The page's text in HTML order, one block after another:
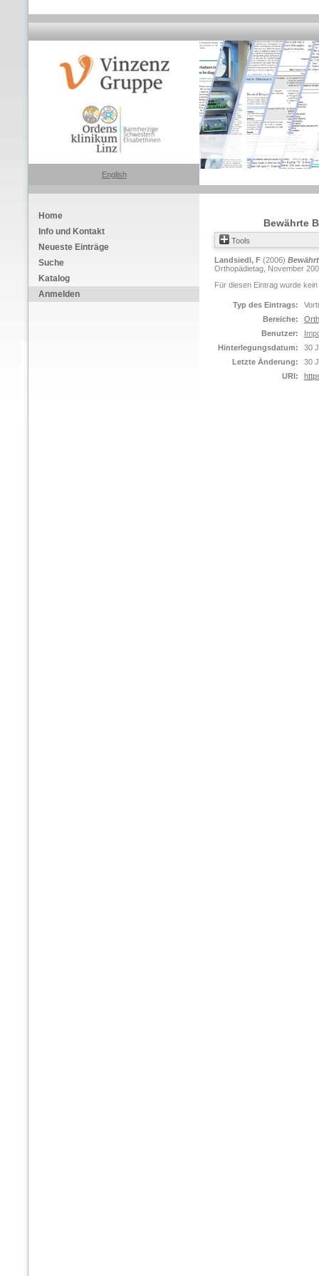
English
Home
Info und Kontakt
Neueste Einträge
Suche
Katalog
Anmelden
Bewährte
Tools
Landsiedl, F (2006)
Orthopädietag, November
Für diesen Eintrag wurde
Typ des Eintrags:
Bereiche:
Benutzer:
Hinterlegungsdatum:
30
Letzte Änderung:
30
URI: